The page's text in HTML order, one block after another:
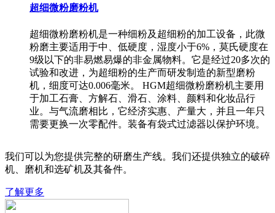
超细微粉磨粉机
超细微粉磨粉机是一种细粉及超细粉的加工设备，此微
粉磨主要适用于中、低硬度，湿度小于6%，莫氏硬度在
9级以下的非易燃易爆的非金属物料。它是经过20多次的
试验和改进，为超细粉的生产而研发制造的新型磨粉
机，细度可达0.006毫米。 HGM超细微粉磨粉机主要用
于加工石膏、方解石、滑石、涂料、颜料和化妆品行
业。与气流磨相比，它经济实惠、产量大，并且一年只
需要更换一次零配件。装备有袋式过滤器以保护环境。
我们可以为您提供完整的研磨生产线。我们还提供独立的破碎
机、磨机和选矿机及其备件。
了解更多